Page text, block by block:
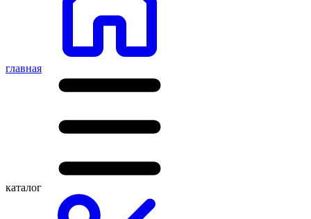
главная
каталог